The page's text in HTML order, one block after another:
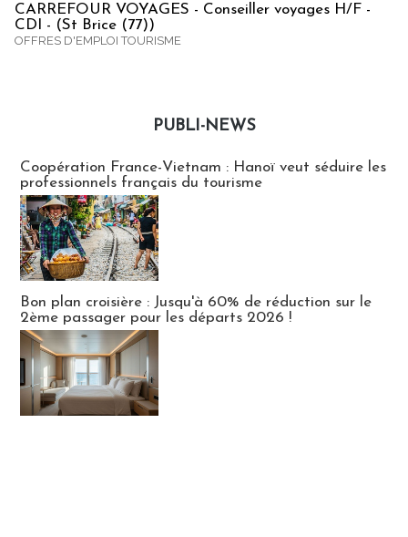
CARREFOUR VOYAGES - Conseiller voyages H/F -
CDI - (St Brice (77))
OFFRES D'EMPLOI TOURISME
PUBLI-NEWS
Coopération France-Vietnam : Hanoï veut séduire les
professionnels français du tourisme
Bon plan croisière : Jusqu'à 60% de réduction sur le
2ème passager pour les départs 2026 !